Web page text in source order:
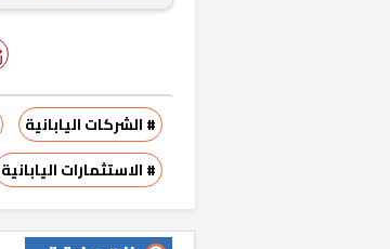
# الشركات اليابانية
# الاستثمارات اليابانية